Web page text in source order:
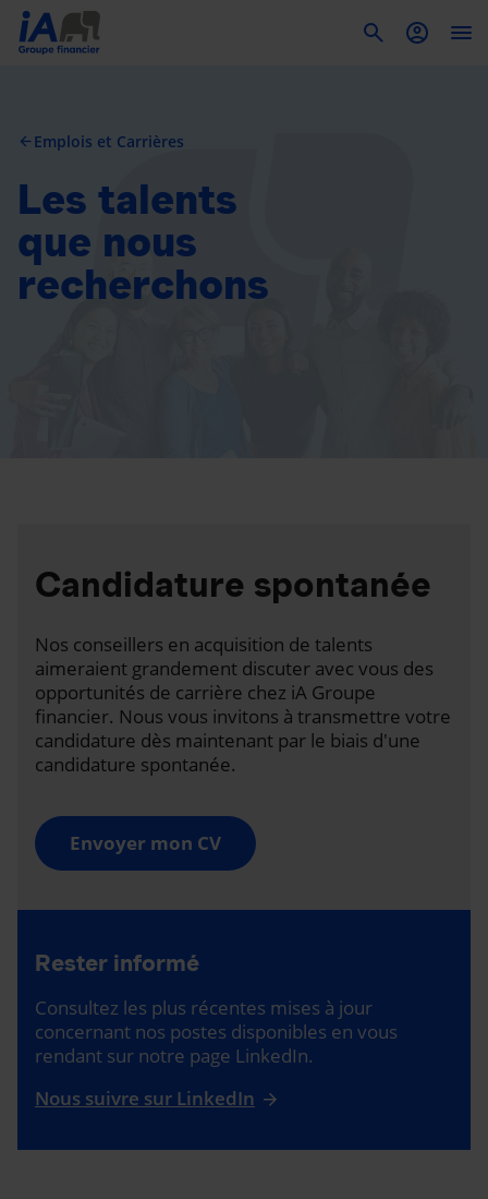
arrow_back Emplois et Carrières
Les talents
que nous
recherchons
Candidature spontanée
Nos conseillers en acquisition de talents
aimeraient grandement discuter avec vous des
opportunités de carrière chez iA Groupe
financier. Nous vous invitons à transmettre votre
candidature dès maintenant par le biais d'une
candidature spontanée.
Envoyer mon CV
Rester informé
Consultez les plus récentes mises à jour
concernant nos postes disponibles en vous
rendant sur notre page LinkedIn.
Nous suivre sur LinkedIn